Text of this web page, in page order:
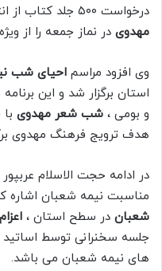
درخواست ۵۰۰ جلد کتاب از انتشارات بنیادو راه اندازی
مهدوی در نماز جمعه را از
وی افزود مراسم احیای شب
استان برگزار شد و این
و بومی ، شب شعر مهدوی
هدف ترویج فرهنگ مهدوی
در ادامه حجت الاسلام
مناسبت نیمه شعبان اشاره
شعبان در سطح استان ،
جلسه سخنرانی توسط اساتید و
های نیمه شعبان می باشد.